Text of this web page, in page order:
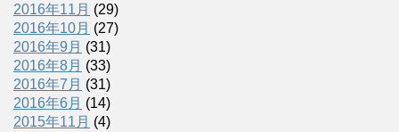
2016年11月 (29)
2016年10月 (27)
2016年9月 (31)
2016年8月 (33)
2016年7月 (31)
2016年6月 (14)
2015年11月 (4)